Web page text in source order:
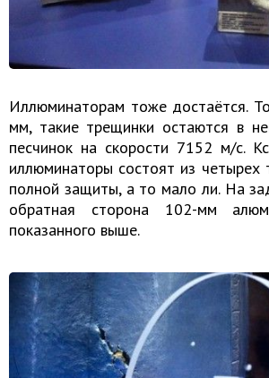
Иллюминаторам тоже достаётся.
мм, такие трещинки остаются в
песчинок на скорости 7152 м/с.
иллюминаторы состоят из четырех
полной защиты, а то мало ли. На
обратная сторона 102-мм
показанного выше.